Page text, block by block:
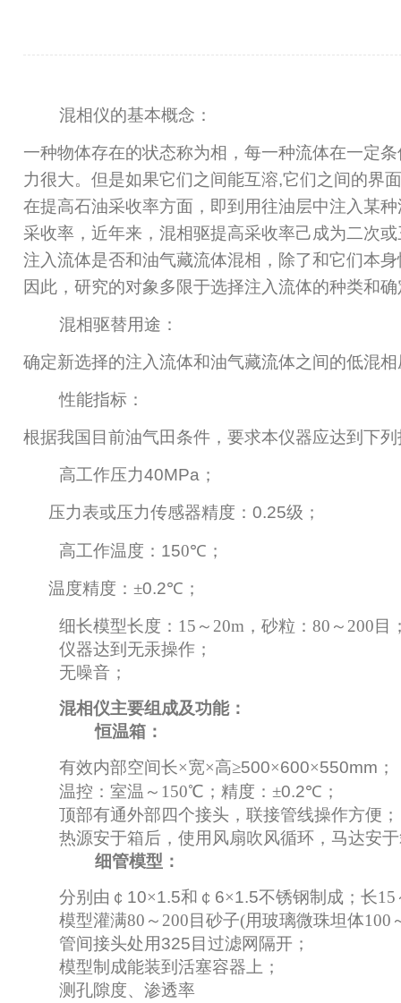
混相仪的基本概念：
一种物体存在的状态称为相，每一种流体在一定
力很大。但是如果它们之间能互溶,它们之间的界
在提高石油采收率方面，即到用往油层中注入某
采收率，近年来，混相驱提高采收率己成为二次
注入流体是否和油气藏流体混相，除了和它们本
因此，研究的对象多限于选择注入流体的种类和
混相驱替用途：
确定新选择的注入流体和油气藏流体之间的低混
性能指标：
根据我国目前油气田条件，要求本仪器应达到下
高工作压力40MPa ；
压力表或压力传感器精度： 0.25级 ；
高工作温度： 150℃ ；
温度精度：±0.2℃ ；
细长模型长度：15～20m，砂粒：80～200目
仪器达到无汞操作；
无噪音；
混相仪主要组成及功能：
恒温箱：
有效内部空间长×宽×高≥500×600×550mm ；
温控：室温 ～150℃；精度： ±0.2℃ ；
顶部有通外部四个接头，联接管线操作方便；
热源安于箱后，使用风扇吹风循环，马达安
细管模型：
分别由￠ 10×1.5和￠ 6×1.5不锈钢制成；长15
模型灌满80 ～200目砂子(用玻璃微珠坦体
管间接头处用325 目过滤网隔开；
模型制成能装到活塞容器上；
测孔隙度、渗透率